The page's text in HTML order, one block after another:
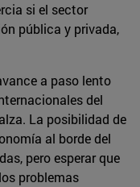
si el sector
pública y privada,
a paso lento
del
La posibilidad de
al borde del
pero esperar que
problemas